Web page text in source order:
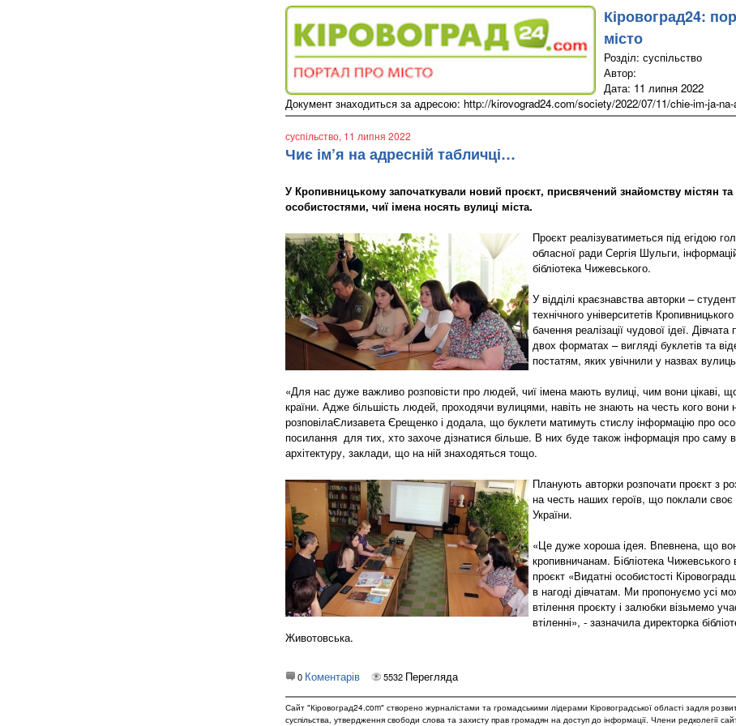
Кіровоград24:
місто
Розділ: суспільство
Автор:
Дата: 11 липня 2022
Документ знаходиться за адресою: http://kirovograd24.com/society/2022/07/11/chie-im-ja-
суспільство, 11 липня 2022
Чиє ім’я на адресній табличці…
У Кропивницькому започаткували новий проєкт, присвячений знайомству містян
особистостями, чиї імена носять вулиці міста.
Проєкт реалізуватиметься під егідою
обласної ради Сергія Шульги,
бібліотека Чижевського.
У відділі краєзнавства авторки –
технічного університетів
бачення реалізації чудової ідеї.
двох форматах – вигляді буклетів та
постатям, яких увічнили у назвах
«Для нас дуже важливо розповісти про людей, чиї імена мають вулиці, чим вони цікаві,
країни. Адже більшість людей, проходячи вулицями, навіть не знають на честь кого вони
розповілаЄлизавета Єрещенко і додала, що буклети матимуть стислу інформацію про
посилання для тих, хто захоче дізнатися більше. В них буде також інформація про саму
архітектуру, заклади, що на ній знаходяться тощо.
Планують авторки розпочати проєкт з
на честь наших героїв, що поклали своє
України.
«Це дуже хороша ідея. Впевнена, що
кропивничанам. Бібліотека Чижевського
проєкт «Видатні особистості
в нагоді дівчатам. Ми пропонуємо усі
втілення проєкту і залюбки візьмемо
втіленні», - зазначила директорка
Животовська.
0 Коментарів 5532 Перегляда
Сайт "Кіровоград24.com" створено журналістами та громадськими лідерами Кіровоградської області задля
суспільства, утвердження свободи слова та захисту прав громадян на доступ до інформації. Члени редколегії